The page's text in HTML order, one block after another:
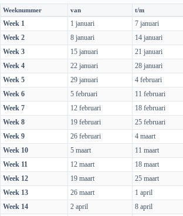
Weeknummer van t/m
Week 1 1 januari 7 januari
Week 2
8 januari 14 januari
Week 3
15 januari 21 januari
Week 4
22 januari 28 januari
Week 5
29 januari 4 februari
Week 6
5 februari 11 februari
Week 7
12 februari 18 februari
Week 8
19 februari 25 februari
Week 9
26 februari 4 maart
Week 10
5 maart 11 maart
Week 11
12 maart 18 maart
Week 12
19 maart 25 maart
Week 13
26 maart 1 april
Week 14
2 april 8 april